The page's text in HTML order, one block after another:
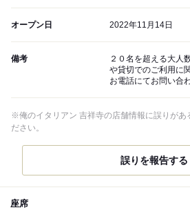
オープン日 2022年11月14日
備考
２０名を超える大人
や貸切でのご利用に
お電話にてお問い合
※俺のイタリアン 吉祥寺の店舗情報に誤りがあ
ださい。
誤りを報告する
座席